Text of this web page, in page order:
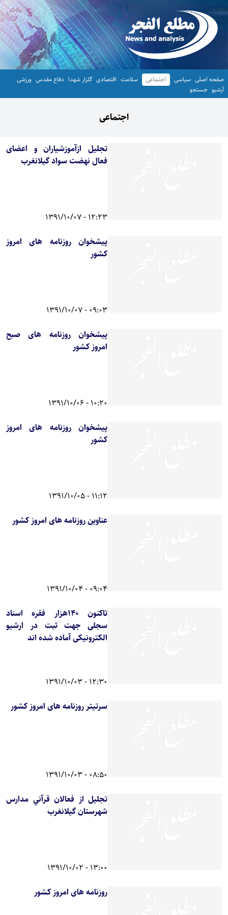
صفحه اصلی سیاسی اجتماعی سلامت اقتصادی گلزار شهدا دفاع مقدس ورزشی
آرشیو جستجو
اجتماعی
تجلیل ازآموزشیاران و اعضای
فعال نهضت سواد گیلانغرب
12:23 - 1391/10/07
پیشخوان روزنامه های امروز
کشور
09:03 - 1391/10/07
پیشخوان روزنامه های صبح
امروز کشور
10:20 - 1391/10/06
پیشخوان روزنامه های امروز
کشور
11:12 - 1391/10/05
عناوین روزنامه های امروز کشور
09:04 - 1391/10/04
تاکنون 140هزار فقره اسناد
سجلی جهت ثبت در ارشیو
الکترونیکی آماده شده اند
12:30 - 1391/10/03
سرتیتر روزنامه های امروز کشور
08:50 - 1391/10/03
تجليل از فعالان قرآني مدارس
شهرستان گيلانغرب
13:00 - 1391/10/02
روزنامه های امروز کشور